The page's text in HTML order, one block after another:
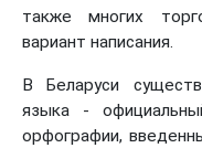
также многих
вариант написания.
В Беларуси
языка -
орфографии,